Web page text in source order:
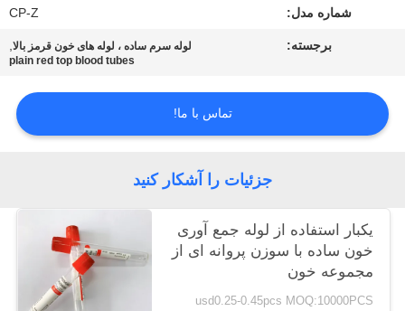
سایت
POLICY
شماره مدل: CP-Z
برجسته: لوله سرم ساده ، لوله های خون قرمز بالا,
plain red top blood tubes
تماس با ما!
جزئیات را آشکار کنید
یکبار استفاده از لوله جمع آوری
خون ساده با سوزن پروانه ای از
مجموعه خون
usd0.25-0.45pcs MOQ:10000PCS